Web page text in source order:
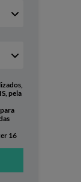
pela
16